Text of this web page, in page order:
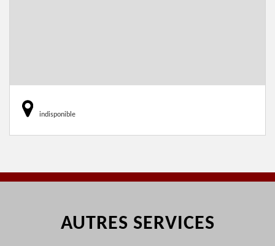
indisponible
AUTRES SERVICES